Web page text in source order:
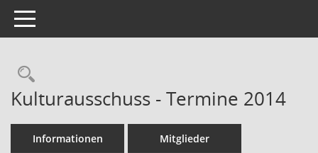
Toggle navigation
Rechercheauswahl
Kulturausschuss - Termine 2014
Informationen Mitglieder